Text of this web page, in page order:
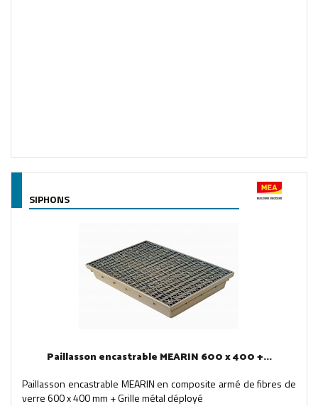
SIPHONS
Paillasson encastrable MEARIN 600 x 400 +...
Paillasson encastrable MEARIN en composite armé de fibres de
verre 600 x 400 mm + Grille métal déployé